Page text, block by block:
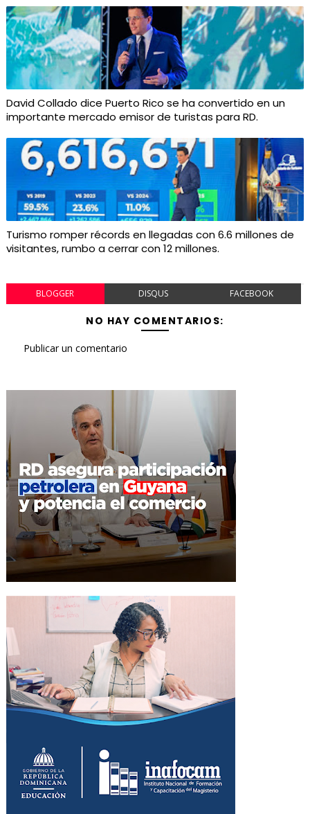
David Collado dice Puerto Rico se ha convertido en un
importante mercado emisor de turistas para RD.
Turismo romper récords en llegadas con 6.6 millones de
visitantes, rumbo a cerrar con 12 millones.
BLOGGER DISQUS FACEBOOK
NO HAY COMENTARIOS:
Publicar un comentario